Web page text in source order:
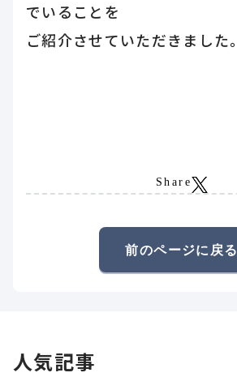
でいることを
ご紹介させていただきました。
Share
前のページに戻る
人気記事